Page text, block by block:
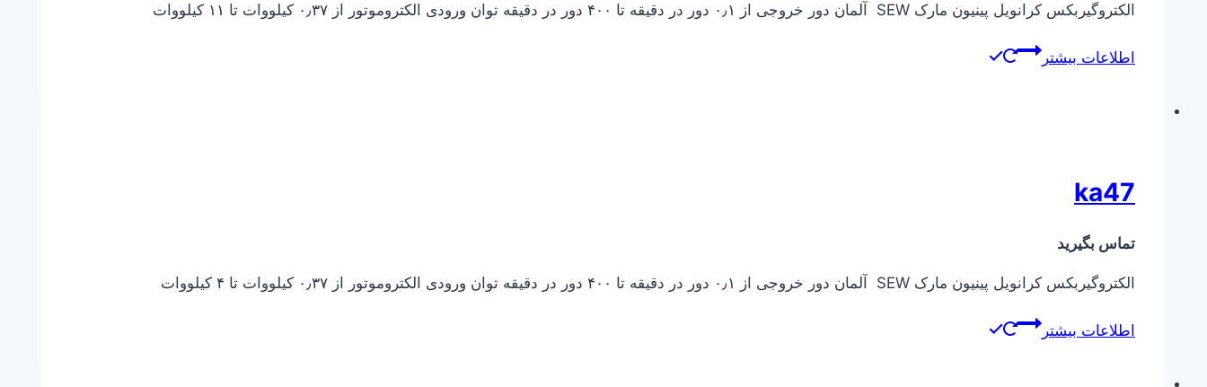
الکتروگیربکس کرانویل پینیون مارک SEW آلمان دور خروجی از ۰٫۱ دور در دقیقه تا ۴۰۰ دور در دقیقه توان ورودی الکتروموتور از ۰٫۳۷ کیلووات تا ۱۱ کیلووات
اطلاعات بیشتر
ka47
تماس بگیرید
الکتروگیربکس کرانویل پینیون مارک SEW آلمان دور خروجی از ۰٫۱ دور در دقیقه تا ۴۰۰ دور در دقیقه توان ورودی الکتروموتور از ۰٫۳۷ کیلووات تا ۴ کیلووات
اطلاعات بیشتر